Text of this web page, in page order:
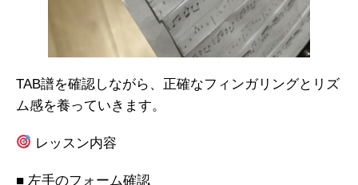
TAB譜を確認しながら、正確なフィンガリングとリズ
ム感を養っていきます。
レッスン内容
■ 左手のフォーム確認